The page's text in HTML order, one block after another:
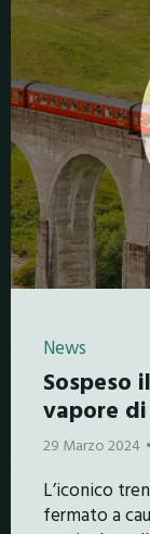
News
Sospeso
vapore
29 Marzo 2024
L’iconico
fermato a